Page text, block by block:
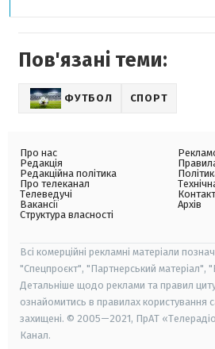
Пов'язані теми:
ФУТБОЛ СПОРТ
Про нас
Редакція
Редакційна політика
Про телеканал
Телеведучі
Вакансії
Структура власності
Архів
Всі комерційні рекламні матеріали
"Спецпроєкт", "Партнерський матеріал",
Детальніше щодо реклами та правил
ознайомитись в правилах користування
захищені. © 2005—2021, ПрАТ
Канал.